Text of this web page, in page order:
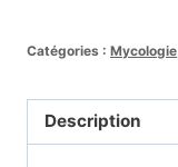
différentes
de
champignons
Catégories : Mycologie
Description